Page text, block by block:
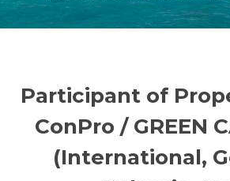
Participant of
ConPro / GREEN
(International,